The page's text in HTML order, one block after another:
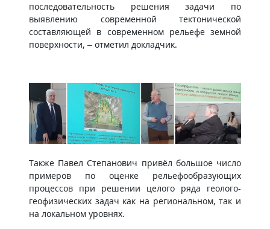
последовательность решения задачи по
выявлению современной тектонической
составляющей в современном рельефе земной
поверхности, – отметил докладчик.
Также Павел Степанович привёл большое число
примеров по оценке рельефообразующих
процессов при решении целого ряда геолого-
геофизических задач как на региональном, так и
на локальном уровнях.